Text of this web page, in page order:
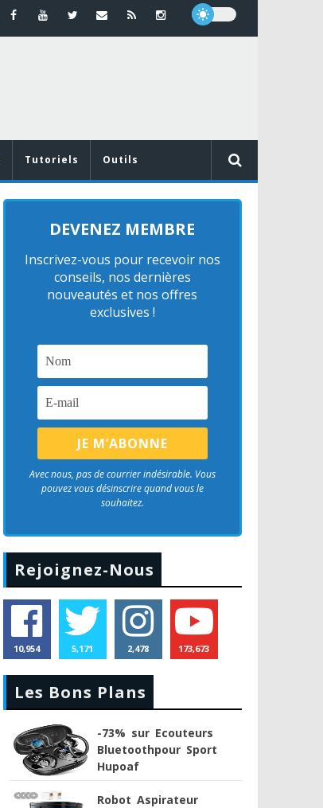
Tutoriels Outils
DEVENEZ MEMBRE
Inscrivez-vous pour recevoir nos
conseils, nos dernières
nouveautés et nos offres
exclusives !
Avec nous, pas de courrier indésirable. Vous
pouvez vous désinscrire quand vous le
souhaitez.
Rejoignez-Nous
10,954 5,171 2,478 173,673
Les Bons Plans
-73% sur Ecouteurs
Bluetoothpour Sport
Hupoaf
Robot Aspirateur